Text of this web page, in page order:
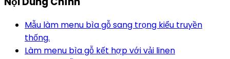
Mẫu làm menu bìa gỗ sang trọng kiểu truyền
thống.
Làm menu bìa gỗ kết hợp với vải linen